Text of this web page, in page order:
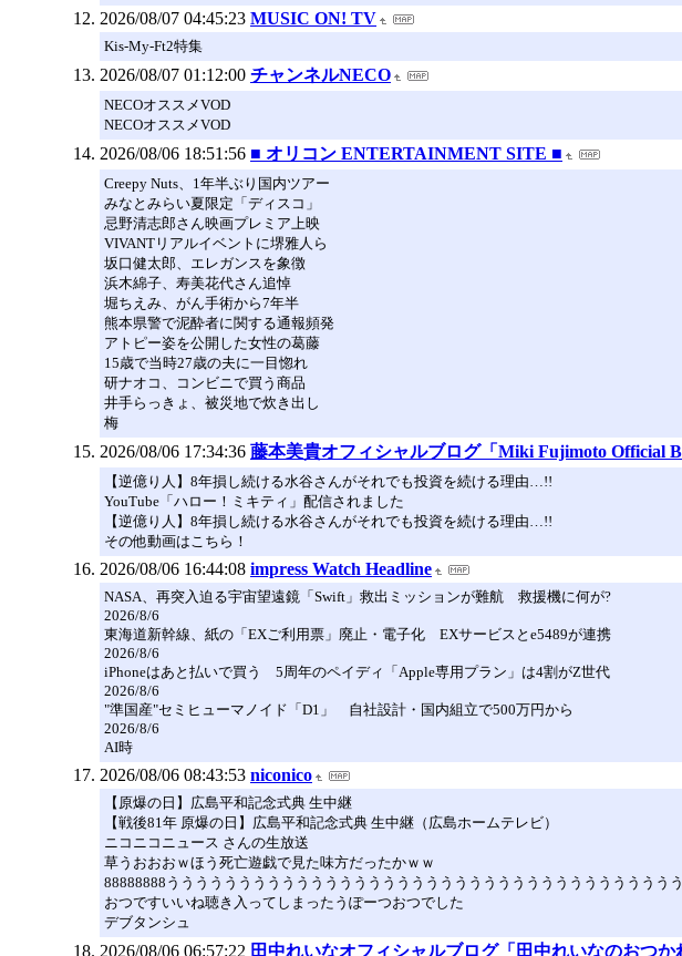
2026/08/07 04:45:23 MUSIC ON! TV
Kis-My-Ft2特集
2026/08/07 01:12:00 チャンネルNECO
NECOオススメVOD
NECOオススメVOD
2026/08/06 18:51:56 ■ オリコン ENTERTAINMENT SITE ■
Creepy Nuts、1年半ぶり国内ツアー
みなとみらい夏限定「ディスコ」
忌野清志郎さん映画プレミア上映
VIVANTリアルイベントに堺雅人ら
坂口健太郎、エレガンスを象徴
浜木綿子、寿美花代さん追悼
堀ちえみ、がん手術から7年半
熊本県警で泥酔者に関する通報頻発
アトピー姿を公開した女性の葛藤
15歳で当時27歳の夫に一目惚れ
研ナオコ、コンビニで買う商品
井手らっきょ、被災地で炊き出し
梅
2026/08/06 17:34:36 藤本美貴オフィシャルブログ「Miki Fujimoto Official
【逆億り人】8年損し続ける水谷さんがそれでも投資を続ける理由…!!
YouTube「ハロー！ミキティ」配信されました
【逆億り人】8年損し続ける水谷さんがそれでも投資を続ける理由…!!
その他動画はこちら！
2026/08/06 16:44:08 impress Watch Headline
NASA、再突入迫る宇宙望遠鏡「Swift」救出ミッションが難航 救援機に何が?
2026/8/6
東海道新幹線、紙の「EXご利用票」廃止・電子化 EXサービスとe5489が連携
2026/8/6
iPhoneはあと払いで買う 5周年のペイディ「Apple専用プラン」は4割がZ世代
2026/8/6
"準国産"セミヒューマノイド「D1」 自社設計・国内組立で500万円から
2026/8/6
AI時
2026/08/06 08:43:53 niconico
【原爆の日】広島平和記念式典 生中継
【戦後81年 原爆の日】広島平和記念式典 生中継（広島ホームテレビ）
ニコニコニュース さんの生放送
草うおおおｗほう死亡遊戯で見た味方だったかｗｗ
88888888ううううううううううううううううううううううううううううううううううう
おつですいいね聴き入ってしまったうぽーつおつでした
デブタンシュ
2026/08/06 06:57:22 田中れいなオフィシャルブログ「田中れいなのおつか